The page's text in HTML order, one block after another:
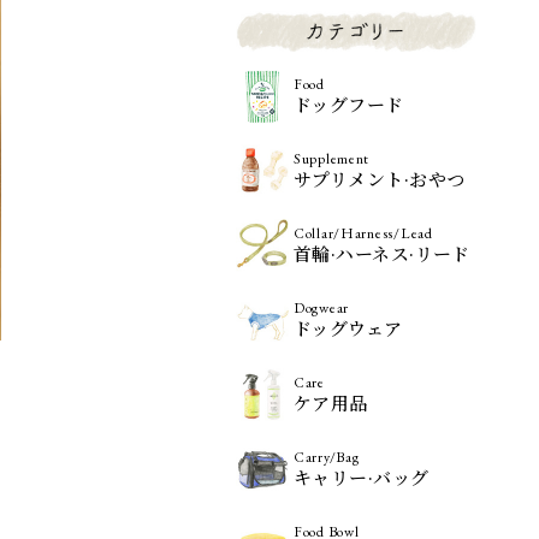
Food
ドッグフード
Supplement
サプリメント·おやつ
Collar/Harness/Lead
首輪·ハーネス·リード
Dogwear
ドッグウェア
Care
ケア用品
Carry/Bag
キャリー·バッグ
Food Bowl